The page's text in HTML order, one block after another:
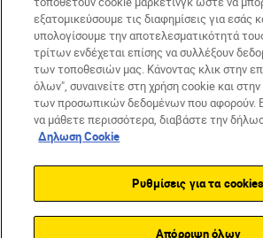
GR Nikon Sites
Επικοινωνήστε μαζί μας
Δήλωση
Δήλωση cookie
εξατομικεύσουμε τις διαφημίσεις για εσάς
υπολογίσουμε την αποτελεσματικότητά
τρίτων ενδέχεται επίσης να συλλέξουν
των τοποθεσιών μας. Κάνοντας κλικ στην
όλων", συναινείτε στη χρήση cookie και
των προσωπικών δεδομένων που αφορούν.
να μάθετε περισσότερα, διαβάστε την
Δηλωση Cookie
Ρυθμίσεις για τα cookies
Απόρριψη όλων